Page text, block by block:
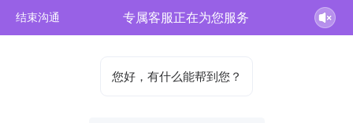
结束沟通 专属客服正在为您服务
您好，有什么能帮到您？